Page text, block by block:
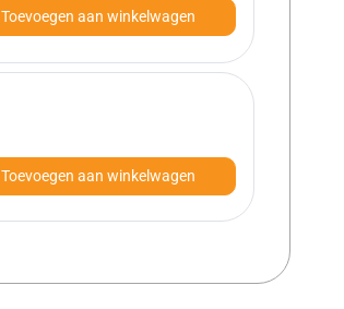
Toevoegen aan winkelwagen
Toevoegen aan winkelwagen